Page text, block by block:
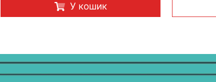
У кошик